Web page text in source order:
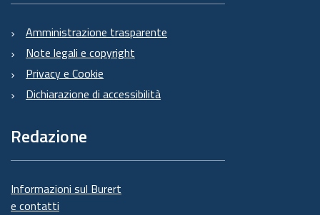
Amministrazione trasparente
Note legali e copyright
Privacy e Cookie
Dichiarazione di accessibilità
Redazione
Informazioni sul Burert
e contatti